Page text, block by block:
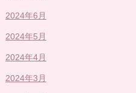
2024年6月
2024年5月
2024年4月
2024年3月